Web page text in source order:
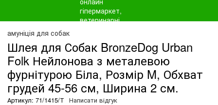
амуніція для собак
Шлея для Собак BronzeDog Urban
Folk Нейлонова з металевою
фурнітурою Біла, Розмір M, Обхват
грудей 45-56 см, Ширина 2 см.
Артикул: 71/1415/Т Написати відгук